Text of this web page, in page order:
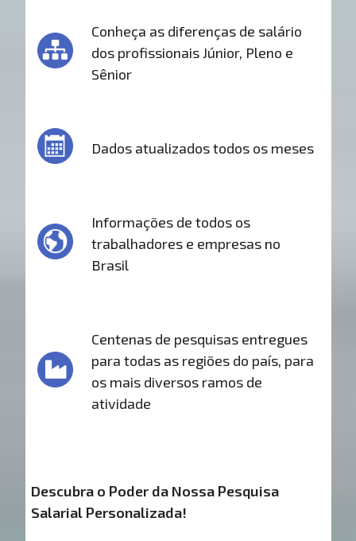
Conheça as diferenças de salário
dos profissionais Júnior, Pleno e
Sênior
Dados atualizados todos os meses
Informações de todos os
trabalhadores e empresas no
Brasil
Centenas de pesquisas entregues
para todas as regiões do país, para
os mais diversos ramos de
atividade
Descubra o Poder da Nossa Pesquisa
Salarial Personalizada!